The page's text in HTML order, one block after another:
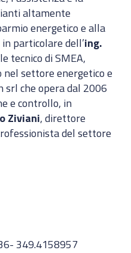
altamente
energetico e alla
particolare dell’ing.
tecnico di SMEA,
settore energetico e
srl che opera dal 2006
e controllo, in
Ziviani, direttore
del settore
349.4158957